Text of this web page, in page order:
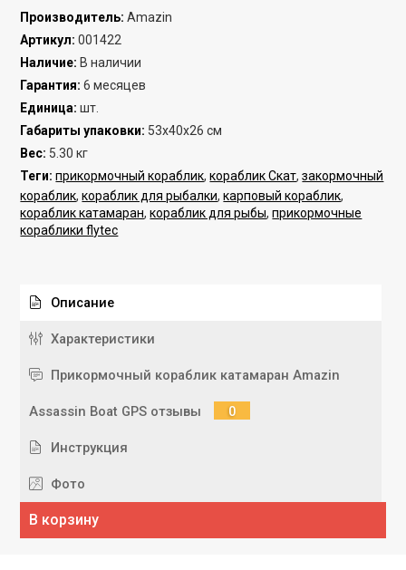
Производитель: Amazin
Артикул: 001422
Наличие: В наличии
Гарантия: 6 месяцев
Единица: шт.
Габариты упаковки: 53x40x26 см
Вес: 5.30 кг
Теги: прикормочный кораблик,кораблик Скат,закормочный
кораблик,кораблик для рыбалки,карповый кораблик,
кораблик катамаран,кораблик для рыбы,прикормочные
кораблики flytec
Описание
Характеристики
Прикормочный кораблик катамаран Amazin
Assassin Boat GPS отзывы 0
Инструкция
Фото
В корзину